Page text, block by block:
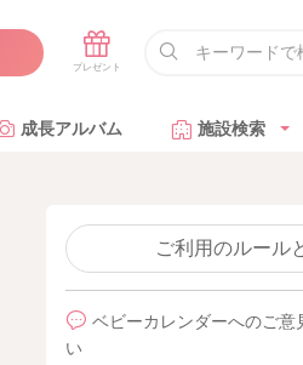
成長アルバム 施設検索
ご利用のルール
ベビーカレンダーへのご意
い